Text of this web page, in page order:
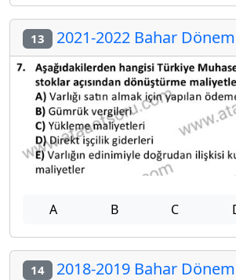
13 2021-2022 Bahar Dönemi
A B C
14 2018-2019 Bahar Dönemi